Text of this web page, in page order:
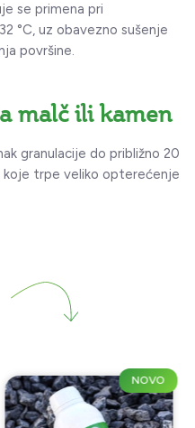
se primena pri
°C, uz obavezno sušenje
površine.
malč ili kamen
granulacije do približno 20
koje trpe veliko opterećenje
NOVO